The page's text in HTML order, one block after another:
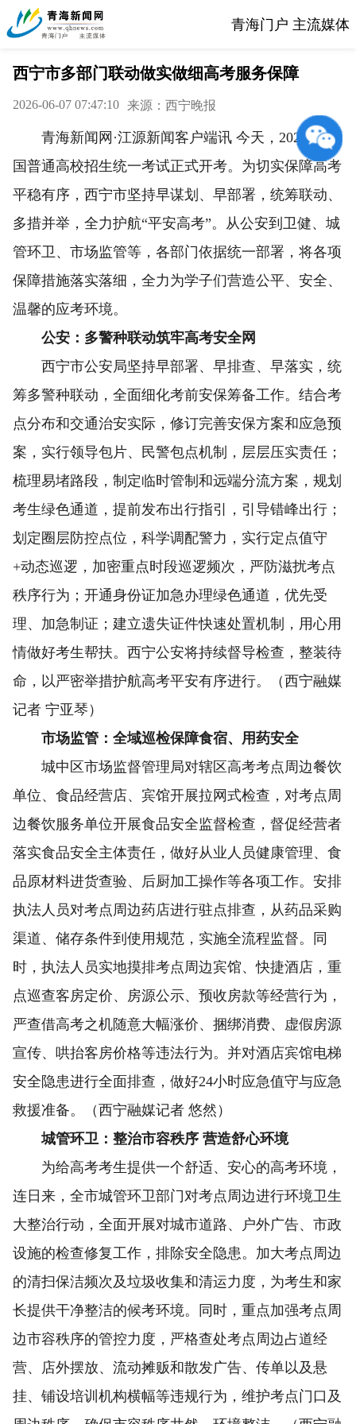
青海门户 主流媒体
西宁市多部门联动做实做细高考服务保障
2026-06-07 07:47:10 来源：西宁晚报
青海新闻网·江源新闻客户端讯 今天，2026年全
国普通高校招生统一考试正式开考。为切实保障高考
平稳有序，西宁市坚持早谋划、早部署，统筹联动、
多措并举，全力护航“平安高考”。从公安到卫健、城
管环卫、市场监管等，各部门依据统一部署，将各项
保障措施落实落细，全力为学子们营造公平、安全、
温馨的应考环境。
公安：多警种联动筑牢高考安全网
西宁市公安局坚持早部署、早排查、早落实，统
筹多警种联动，全面细化考前安保筹备工作。结合考
点分布和交通治安实际，修订完善安保方案和应急预
案，实行领导包片、民警包点机制，层层压实责任；
梳理易堵路段，制定临时管制和远端分流方案，规划
考生绿色通道，提前发布出行指引，引导错峰出行；
划定圈层防控点位，科学调配警力，实行定点值守
+动态巡逻，加密重点时段巡逻频次，严防滋扰考点
秩序行为；开通身份证加急办理绿色通道，优先受
理、加急制证；建立遗失证件快速处置机制，用心用
情做好考生帮扶。西宁公安将持续督导检查，整装待
命，以严密举措护航高考平安有序进行。（西宁融媒
记者 宁亚琴）
市场监管：全域巡检保障食宿、用药安全
城中区市场监督管理局对辖区高考考点周边餐饮
单位、食品经营店、宾馆开展拉网式检查，对考点周
边餐饮服务单位开展食品安全监督检查，督促经营者
落实食品安全主体责任，做好从业人员健康管理、食
品原材料进货查验、后厨加工操作等各项工作。安排
执法人员对考点周边药店进行驻点排查，从药品采购
渠道、储存条件到使用规范，实施全流程监督。同
时，执法人员实地摸排考点周边宾馆、快捷酒店，重
点巡查客房定价、房源公示、预收房款等经营行为，
严查借高考之机随意大幅涨价、捆绑消费、虚假房源
宣传、哄抬客房价格等违法行为。并对酒店宾馆电梯
安全隐患进行全面排查，做好24小时应急值守与应急
救援准备。（西宁融媒记者 悠然）
城管环卫：整治市容秩序 营造舒心环境
为给高考考生提供一个舒适、安心的高考环境，
连日来，全市城管环卫部门对考点周边进行环境卫生
大整治行动，全面开展对城市道路、户外广告、市政
设施的检查修复工作，排除安全隐患。加大考点周边
的清扫保洁频次及垃圾收集和清运力度，为考生和家
长提供干净整洁的候考环境。同时，重点加强考点周
边市容秩序的管控力度，严格查处考点周边占道经
营、店外摆放、流动摊贩和散发广告、传单以及悬
挂、铺设培训机构横幅等违规行为，维护考点门口及